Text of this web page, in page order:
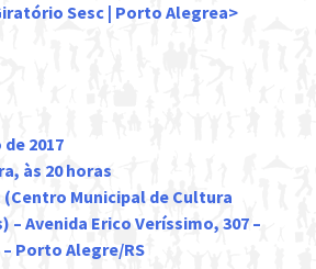
Sesc | Porto Alegrea>
de 2017
às 20 horas
Municipal de Cultura
– Avenida Erico Veríssimo, 307 –
Porto Alegre/RS